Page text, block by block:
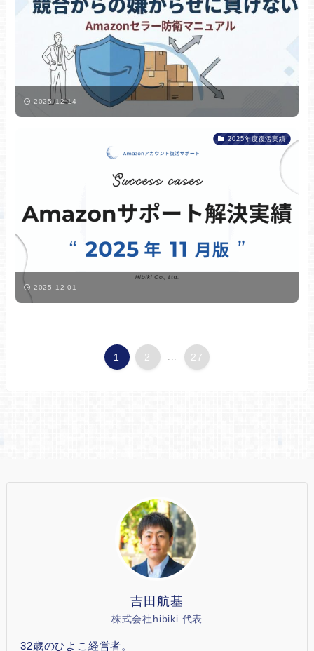
2025-12-14
2025年度復活実績
2025-12-01
1 2 ... 27
吉田航基
株式会社hibiki 代表
32歳のひよこ経営者。